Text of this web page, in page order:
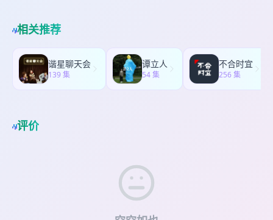
cannot afford to lose the magic" 你怎么看这次佩
斯的大规模调整？欢迎在评论区告诉我们你的看
法。 也非常欢迎大家加入我们的听友群——小红书
搜索「bubblewrap泡泡纸」即可找到我们。 BGM
是来自hagroml 的 Tipsy Toes，你可以在这里听到
她的更多作品。http://163cn.tv/iP3we1 剪辑：小
👗 Rachel Zegler — Prabal Gurung Photo:
Vestal 1847 · Raffaele Monti · 大理石雕塑
Giovanni Strazza, The Veiled Virgin, ca. 1850,
Carrara marble.Photo: Shhewitt / Wikimedia
Commons 👗 Heidi Klum — Mike Marino（假体
👗 Lauren Sánchez Bezos — Schiaparelli 👗
Claire Foy — Erdem 👗 Rosie Huntington-
Whiteley — Burberry 53:34 阿黛尔·布洛赫-鲍尔一
理想的博物馆参观辅助工具（声音、文字、视觉）
Toes，你可以在这里听到她的更多作品。
http://163cn.tv/iP3we1 剪辑：小红书@cky爱剪辑
如果你喜欢这期节目，别忘了点赞、转发、订阅我
们的频道～ Bubblewrap 双周周三更新，我们下期
收藏制度、拍卖市场和公众情绪反复赋予新的意
义。 本期参考 Grace D. Li, Portrait of a Thief,
2022 Michael Kamber, "The Great Chinese Art
Heist", GQ, 2018 马未都相关访谈及收藏观点 保利
集团关于欧洲中国文物盗窃案的公开回应声明 00:15
从一本小说说起：《小偷的肖像》与身份认同 03:01
件 猪首：私下协商的另一种回归路径 马首：价格越
来越高，象征越来越重 何鸿燊与2007年回归的马首
44:01 鼠首、兔首：2009年那场拍卖为什么会变成
相关推荐
谐星聊天会
139 集
谭立人
54 集
不合时宜
256 集
评价